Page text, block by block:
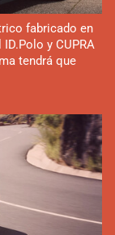
fabricado en
y CUPRA
tendrá que